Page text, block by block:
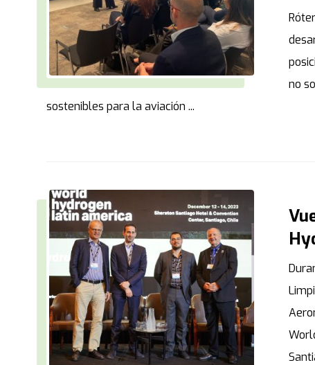
no
sostenibles para la aviación ...